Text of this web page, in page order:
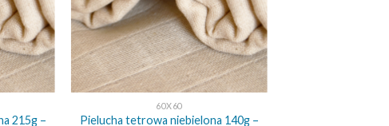
215g –
+
60X60
Pielucha tetrowa niebielona 140g –